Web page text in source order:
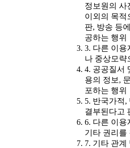
정보원의 사
이외의 목적
판, 방송 등
공하는 행위
3. 다른 이용
나 중상모략
4. 공공질서
용의 정보,
포하는 행위
5. 반국가적
결부된다고
6. 다른 이용
기타 권리를
7. 기타 관계